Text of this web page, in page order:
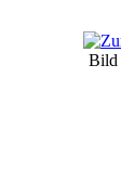
Bild